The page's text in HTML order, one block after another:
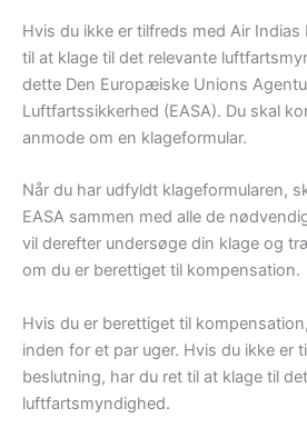
Hvis du ikke er tilfreds med Air
til at klage til det relevante
dette Den Europæiske Unions
Luftfartssikkerhed (EASA). Du skal
anmode om en klageformular.
Når du har udfyldt klageformularen,
EASA sammen med alle de
vil derefter undersøge din klage og
om du er berettiget til kompensation.
Hvis du er berettiget til
inden for et par uger. Hvis du ikke er
beslutning, har du ret til at klage til
luftfartsmyndighed.